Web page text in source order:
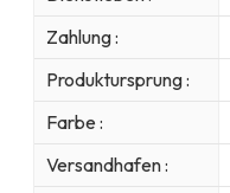
Zahlung :
Produktursprung :
Farbe :
Versandhafen :